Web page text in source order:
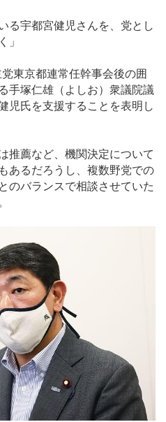
る宇都宮健児さんを、党とし
」
東京都連常任幹事会後の囲
手塚仁雄（よしお）衆議院議
児氏を支援することを表明し
推薦など、機関決定について
あるだろうし、複数野党での
のバランスで相談させていた